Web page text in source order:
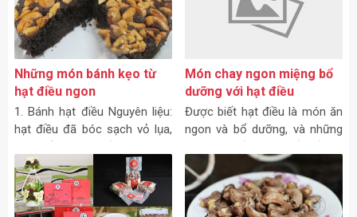
Những món bánh kẹo từ
hạt điều ngon
1. Bánh hạt điều Nguyên liệu:
hạt điều đã bóc sạch vỏ lụa,
đường, bột mì, một chút dầu
ăn. Cách làm: Rửa sạch hạt
điều, để ráo.
Món chay ngon miệng bổ
dưỡng với hạt điều
Được biết hạt điều là món ăn
ngon và bổ dưỡng, và những
hạt điều rất ngon, rất bổ
dưỡng, đặc biệt là những
người thường xuyên ăn chay.